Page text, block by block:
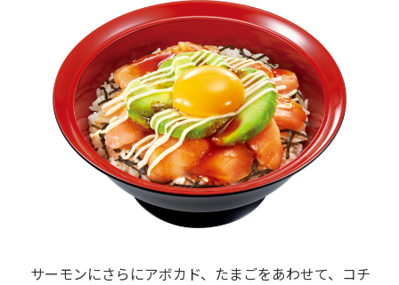
サーモンにさらにアボカド、たまごをあわせて、コチ